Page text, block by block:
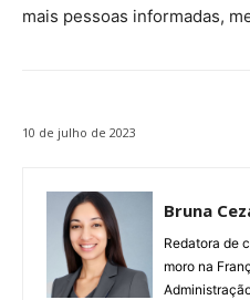
mais pessoas informadas,
10 de julho de 2023
Bruna
Redatora de
moro na